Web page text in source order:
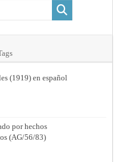
(1919) en español
por hechos
(AG/56/83)